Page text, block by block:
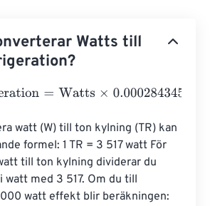
Watts till
=Watts ×0.000284345
watt (W) till ton kylning (TR) kan
formel: 1 TR = 3 517 watt För
till ton kylning dividerar du
med 3 517. Om du till
watt effekt blir beräkningen: